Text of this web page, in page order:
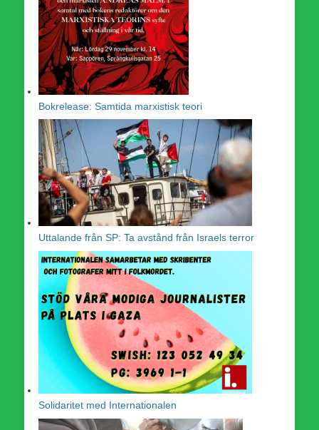
Bokrelease: Samtida marxistisk teori
Uttalande från SP: Ta avstånd från Israels terror
Solidaritet med Internationalen